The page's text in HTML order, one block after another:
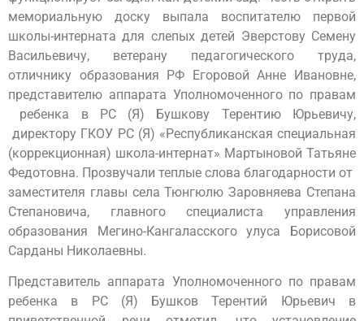
мемориальную доску выпала воспитателю первой
школы-интерната для слепых детей Эверстову Семену
Васильевичу, ветерану педагогического труда,
отличнику образования РФ Егоровой Анне Ивановне,
представителю аппарата Уполномоченного по правам
ребенка в РС (Я) Бушкову Терентию Юрьевичу,
директору ГКОУ РС (Я) «Республиканская специальная
(коррекционная) школа-интернат» Мартыновой Татьяне
Федотовна. Прозвучали теплые слова благодарности от
заместителя главы села Тюнгюлю Заровняева Степана
Степановича, главного специалиста управления
образования Мегино-Кангаласского улуса Борисовой
Сарданы Николаевны.
Представитель аппарата Уполномоченного по правам
ребенка в РС (Я) Бушков Терентий Юрьевич в